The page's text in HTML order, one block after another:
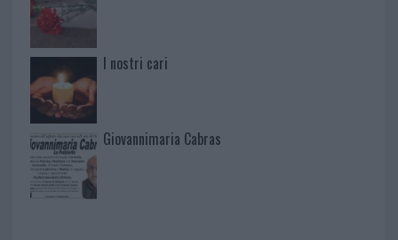
I nostri cari
Giovannimaria Cabras